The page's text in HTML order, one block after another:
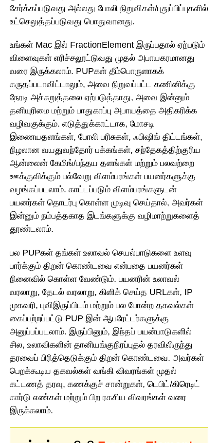
சேர்க்கப்படுவது அல்லது போலி நிறுவிகள்/புதுப்பிப்புகளில்
உட்செலுத்தப்படுவது பொதுவானது.
உங்கள் Mac இல் FractionElement இருப்பதால் ஏற்படும்
விளைவுகள் எரிச்சலூட்டுவது முதல் அபாயகரமானது
வரை இருக்கலாம். PUPகள் தீம்பொருளாகக்
கருதப்படாவிட்டாலும், அவை நிறுவப்பட்ட கணினிக்கு
நேரடி அச்சுறுத்தலை ஏற்படுத்தாது, அவை இன்னும்
தனியுரிமை மற்றும் பாதுகாப்பு அபாயத்தை அதிகரிக்க
வழிவகுக்கும். எடுத்துக்காட்டாக, மோசடி
இணையதளங்கள், போலி பரிசுகள், ஃபிஷிங் திட்டங்கள்,
நிழலான வயதுவந்தோர் பக்கங்கள், சந்தேகத்திற்குரிய
ஆன்லைன் கேமிங்/பந்தய தளங்கள் மற்றும் பலவற்றை
ஊக்குவிக்கும் பல்வேறு விளம்பரங்கள் பயனர்களுக்கு
வழங்கப்படலாம். காட்டப்படும் விளம்பரங்களுடன்
பயனர்கள் தொடர்பு கொள்ள முடிவு செய்தால், அவர்கள்
இன்னும் நம்பத்தகாத இடங்களுக்கு வழிமாற்றுகளைத்
தூண்டலாம்.
பல PUPகள் தங்கள் உலாவல் செயல்பாடுகளை உளவு
பார்க்கும் திறன் கொண்டவை என்பதை பயனர்கள்
நினைவில் கொள்ள வேண்டும். பயனரின் உலாவல்
வரலாறு, தேடல் வரலாறு, கிளிக் செய்த URLகள், IP
முகவரி, புவிஇருப்பிடம் மற்றும் பல போன்ற தகவல்கள்
கைப்பற்றப்பட்டு PUP இன் ஆபரேட்டர்களுக்கு
அனுப்பப்படலாம். இருப்பினும், இந்தப் பயன்பாடுகளில்
சில, உலாவிகளின் தானியங்குநிரப்புதல் தரவிலிருந்து
தரவைப் பிரித்தெடுக்கும் திறன் கொண்டவை. அவர்கள்
பெறக்கூடிய தகவல்கள் வங்கி விவரங்கள் முதல்
கட்டணத் தரவு, கணக்குச் சான்றுகள், டெபிட்/கிரெடிட்
கார்டு எண்கள் மற்றும் பிற ரகசிய விவரங்கள் வரை
இருக்கலாம்.